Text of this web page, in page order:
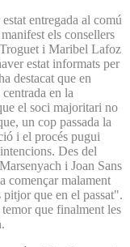
entregada al comú
els consellers
i Maribel Lafoz
estat informats per
destacat que en
en la
el soci majoritari no
un cop passada la
i el procés pugui
Des del
i Joan Sans
començar malament
que en el passat".
que finalment les